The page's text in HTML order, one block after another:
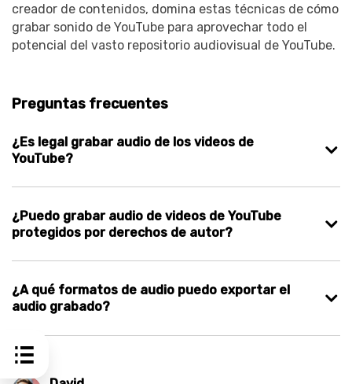
creador de contenidos, domina estas técnicas de cómo
grabar sonido de YouTube para aprovechar todo el
potencial del vasto repositorio audiovisual de YouTube.
Preguntas frecuentes
¿Es legal grabar audio de los videos de
YouTube?
¿Puedo grabar audio de videos de YouTube
protegidos por derechos de autor?
¿A qué formatos de audio puedo exportar el
audio grabado?